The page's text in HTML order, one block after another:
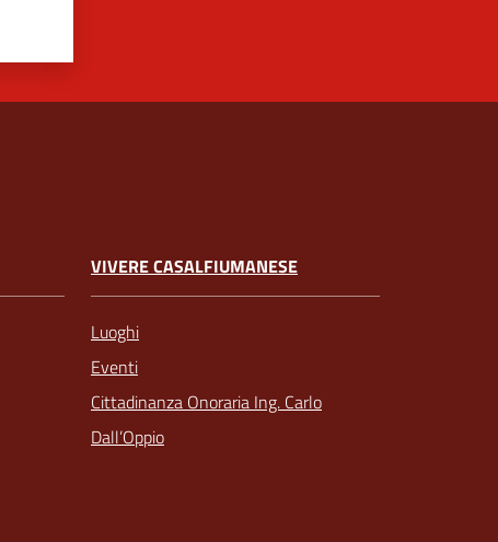
VIVERE CASALFIUMANESE
Luoghi
Eventi
Cittadinanza Onoraria Ing. Carlo
Dall’Oppio